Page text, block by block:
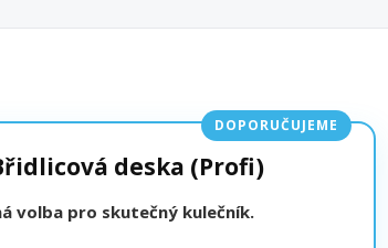
DOPORUČUJEME
deska (Profi)
volba pro skutečný kulečník.